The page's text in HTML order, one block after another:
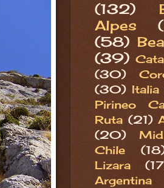
(132)
Alpes
(58)
(39)
(30)
(30) Italia
Pirineo
Ruta (21)
(20)
Chile
Lizara
Argentina